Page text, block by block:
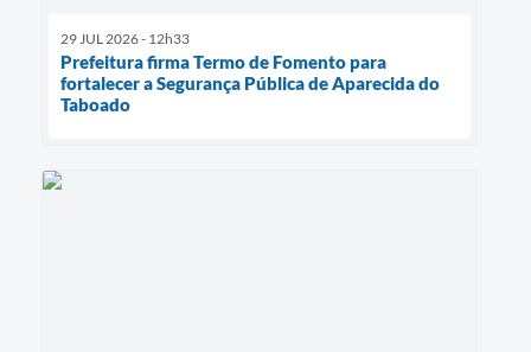
29 JUL 2026 - 12h33
Prefeitura firma Termo de Fomento para
fortalecer a Segurança Pública de Aparecida do
Taboado